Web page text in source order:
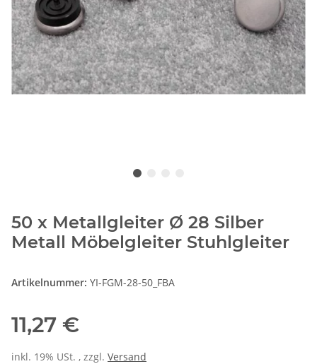
50 x Metallgleiter Ø 28 Silber
Metall Möbelgleiter Stuhlgleiter
Artikelnummer: YI-FGM-28-50_FBA
11,27 €
inkl. 19% USt. , zzgl. Versand